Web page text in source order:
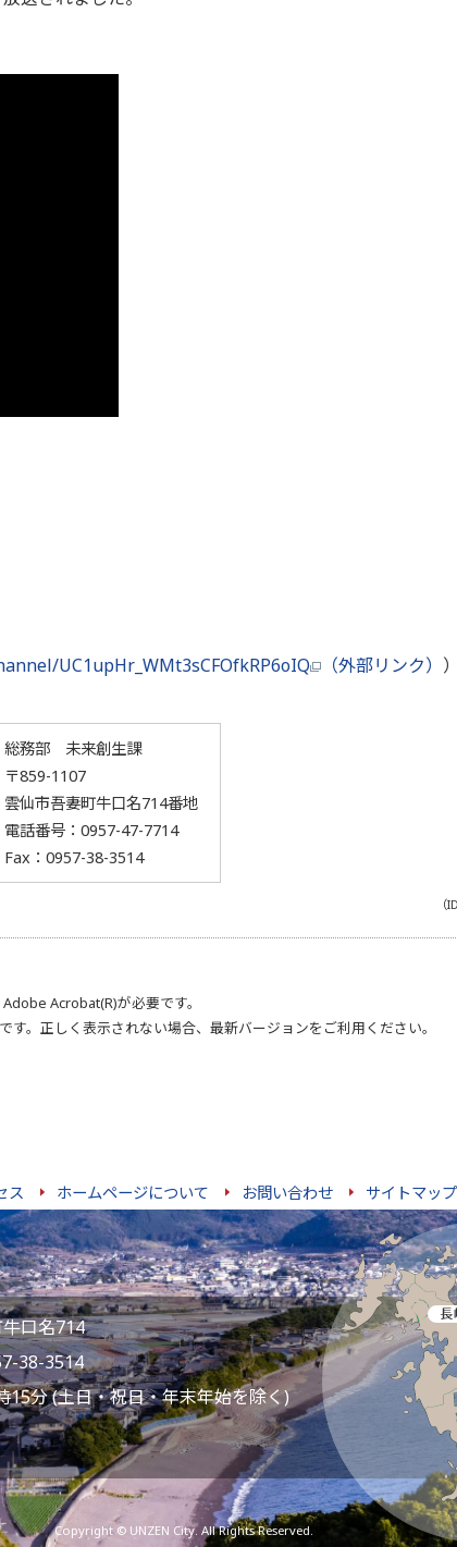
UC1upHr_WMt3sCFOfkRP6oIQ （外部リンク） ）
総務部 未来創生課
〒859-1107
雲仙市吾妻町牛口名714番地
電話番号： 0957-47-7714
Fax：0957-38-3514
（
Adobe Acrobat(R)が必要です。
す。正しく表示されない場合、最新バージョンをご利用ください。
ス ホームページについて お問い合わせ サイトマップ
牛口名714
38-3514
分 (土日・祝日・年末年始を除く)
Copyright © UNZEN City. All Rights Reserved.